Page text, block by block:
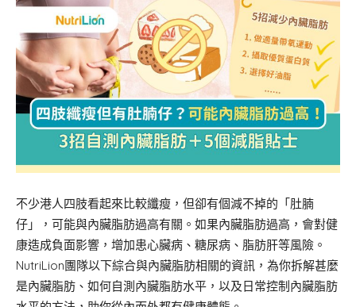
不少港人四肢看起來比較纖瘦，但卻有個減不掉的「肚腩
仔」，可能與內臟脂肪過高有關。如果內臟脂肪過高，會對健
康造成負面影響，增加患心臟病、糖尿病、脂肪肝等風險。
NutriLion團隊以下綜合與內臟脂肪相關的資訊，為你拆解甚麼
是內臟脂肪、如何自測內臟脂肪水平，以及日常控制內臟脂肪